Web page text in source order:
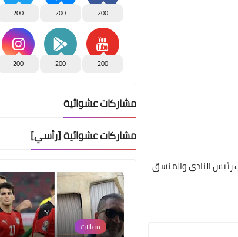
رئيس النادي والمنسق
200
200
200
200
200
200
مشاركات عشوائية
مشاركات عشوائية [رأسي]
شموع الأمل
حفل عائلي بهيج وخطوبة
دكتور/ حسن سلطان نقيب
صيادلة الاسماعيليه بقاعة
لاميرا بالاسماعيليه
مقالات